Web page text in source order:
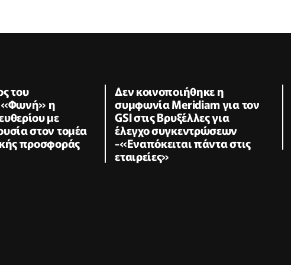
του
«Φωνή» η
με
στον τομέα
προσφοράς
Δεν κοινοποιήθηκε η
συμφωνία Meridiam για τον
GSI στις Βρυξέλλες για
έλεγχο συγκεντρώσεων
-«Εναπόκειται πάντα στις
εταιρείες»